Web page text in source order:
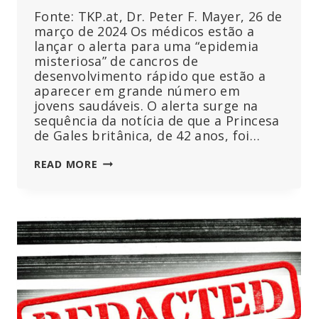
Fonte: TKP.at, Dr. Peter F. Mayer, 26 de
março de 2024 Os médicos estão a
lançar o alerta para uma “epidemia
misteriosa” de cancros de
desenvolvimento rápido que estão a
aparecer em grande número em
jovens saudáveis. O alerta surge na
sequência da notícia de que a Princesa
de Gales britânica, de 42 anos, foi…
READ MORE MÉDICOS
A
“EPIDEMIA”
DE
CANCRO
ENTRE
OS
JOVENS